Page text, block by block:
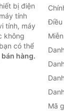
bị điện
tính
tính, máy
không
có thể
hàng.
Điều
Mã